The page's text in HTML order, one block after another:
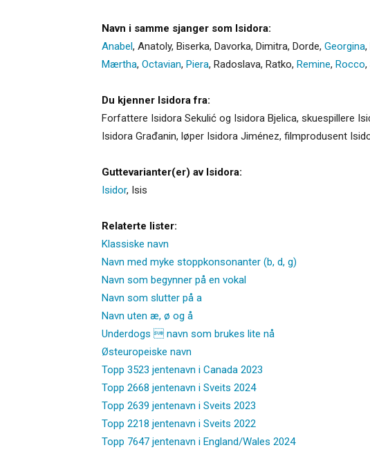
Navn i samme sjanger som Isidora:
Anabel, Anatoly, Biserka, Davorka, Dimitra, Dorde, Georgina,
Mærtha, Octavian, Piera, Radoslava, Ratko, Remine, Rocco,
Du kjenner Isidora fra:
Forfattere Isidora Sekulić og Isidora Bjelica, skuespillere
Isidora Građanin, løper Isidora Jiménez, filmprodusent
Guttevarianter(er) av Isidora:
Isidor, Isis
Relaterte lister:
Klassiske navn
Navn med myke stoppkonsonanter (b, d, g)
Navn som begynner på en vokal
Navn som slutter på a
Navn uten æ, ø og å
Underdogs  navn som brukes lite nå
Østeuropeiske navn
Topp 3523 jentenavn i Canada 2023
Topp 2668 jentenavn i Sveits 2024
Topp 2639 jentenavn i Sveits 2023
Topp 2218 jentenavn i Sveits 2022
Topp 7647 jentenavn i England/Wales 2024